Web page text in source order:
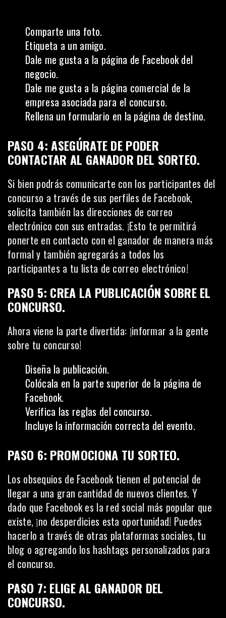
Comparte una foto.
Etiqueta a un amigo.
Dale me gusta a la página de Facebook del
negocio.
Dale me gusta a la página comercial de la
empresa asociada para el concurso.
Rellena un formulario en la página de destino.
PASO 4: ASEGÚRATE DE PODER
CONTACTAR AL GANADOR DEL SORTEO.
Si bien podrás comunicarte con los participantes del
concurso a través de sus perfiles de Facebook,
solicita también las direcciones de correo
electrónico con sus entradas. ¡Esto te permitirá
ponerte en contacto con el ganador de manera más
formal y también agregarás a todos los
participantes a tu lista de correo electrónico!
PASO 5: CREA LA PUBLICACIÓN SOBRE EL
CONCURSO.
Ahora viene la parte divertida: ¡informar a la gente
sobre tu concurso!
Diseña la publicación.
Colócala en la parte superior de la página de
Facebook.
Verifica las reglas del concurso.
Incluye la información correcta del evento.
PASO 6: PROMOCIONA TU SORTEO.
Los obsequios de Facebook tienen el potencial de
llegar a una gran cantidad de nuevos clientes. Y
dado que Facebook es la red social más popular que
existe, ¡no desperdicies esta oportunidad! Puedes
hacerlo a través de otras plataformas sociales, tu
blog o agregando los hashtags personalizados para
el concurso.
PASO 7: ELIGE AL GANADOR DEL
CONCURSO.